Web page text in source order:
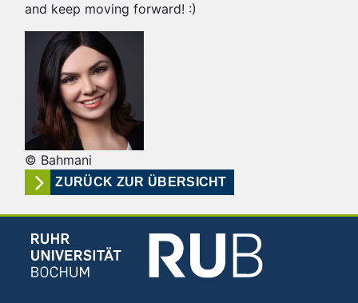
and keep moving forward! :)
© Bahmani
ZURÜCK ZUR ÜBERSICHT